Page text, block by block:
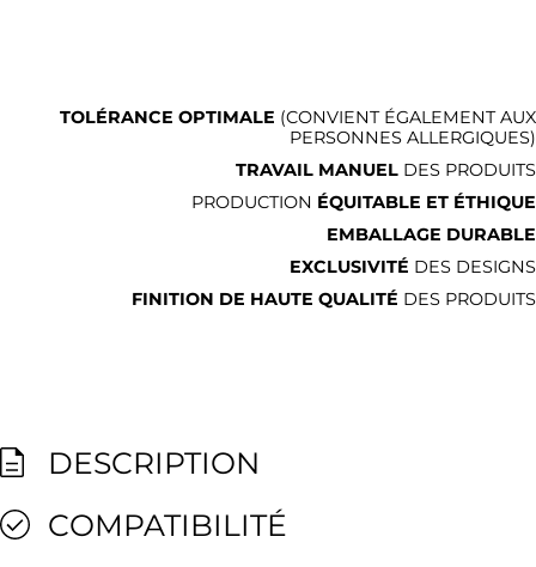
TOLÉRANCE OPTIMALE (CONVIENT ÉGALEMENT AUX
PERSONNES ALLERGIQUES)
TRAVAIL MANUEL DES PRODUITS
PRODUCTION ÉQUITABLE ET ÉTHIQUE
EMBALLAGE DURABLE
EXCLUSIVITÉ DES DESIGNS
FINITION DE HAUTE QUALITÉ DES PRODUITS
DESCRIPTION
COMPATIBILITÉ